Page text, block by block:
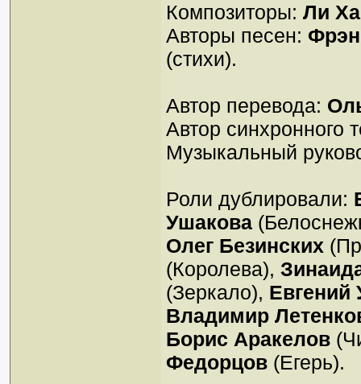
Композиторы: Ли
Авторы песен:
(стихи).
Автор перевода:
Автор синхронного
Музыкальный
Роли дублировали:
Ушакова
Олег Безинских
(Королева),
(Зеркало), Евгений
Владимир
Борис Аракелов
Федорцов (Егерь).